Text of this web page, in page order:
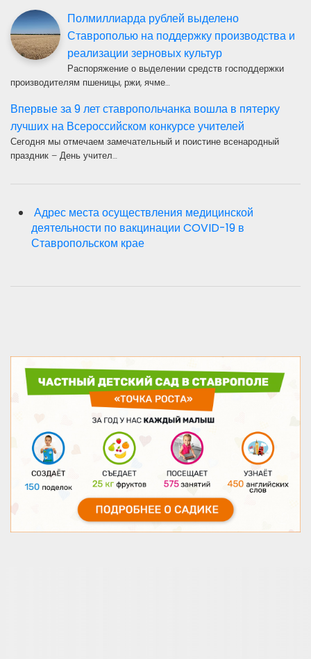
Полмиллиарда рублей выделено
Ставрополью на поддержку производства и
реализации зерновых культур
Распоряжение о выделении средств господдержки
производителям пшеницы, ржи, ячме…
Впервые за 9 лет ставропольчанка вошла в пятерку
лучших на Всероссийском конкурсе учителей
Сегодня мы отмечаем замечательный и поистине всенародный
праздник – День учител…
Адрес места осуществления медицинской
деятельности по вакцинации COVID-19 в
Ставропольском крае